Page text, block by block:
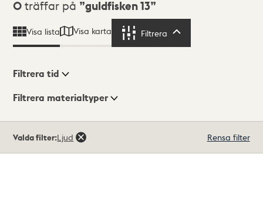
Sökresultat
0 träffar på guldfisken 13
Visa lista Visa karta Filtrera
Visningsläge
Filtrera tid
Filtrera materialtyper
träffar
Valda filter:Ljud Rensa filter